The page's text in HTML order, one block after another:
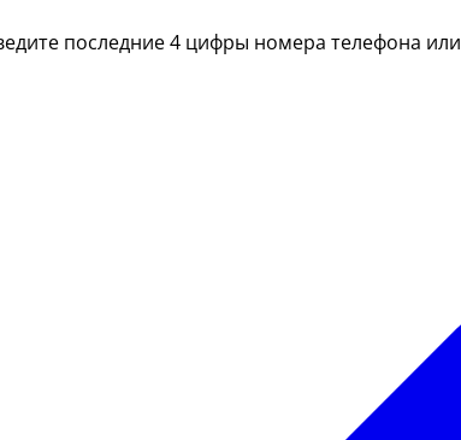
последние 4 цифры номера телефона